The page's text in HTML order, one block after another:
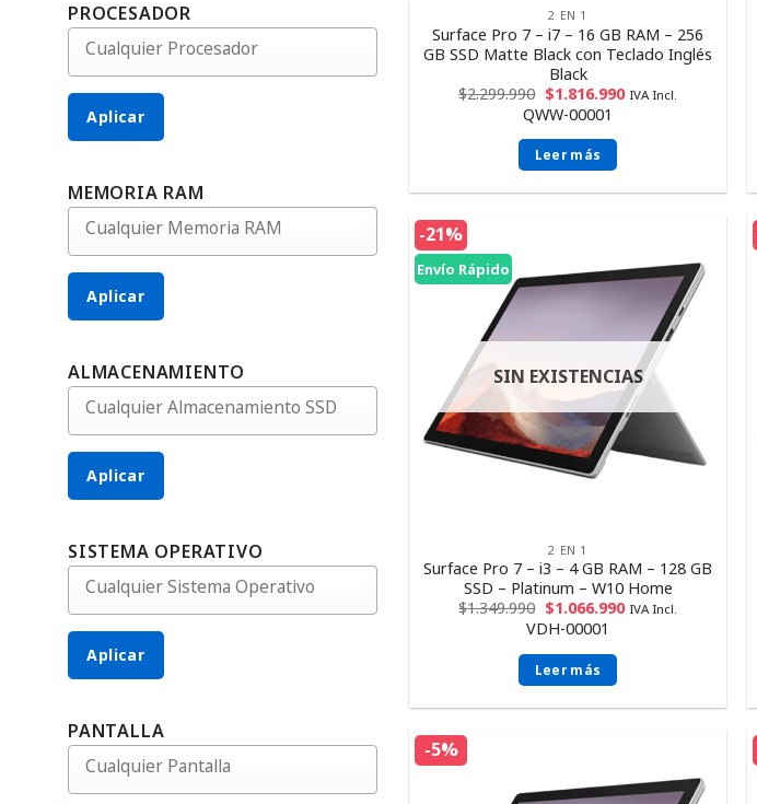
PROCESADOR
Aplicar
MEMORIA RAM
Aplicar
ALMACENAMIENTO
Aplicar
SISTEMA OPERATIVO
Aplicar
PANTALLA
2 EN 1
Surface Pro 7 – i7 – 16 GB RAM – 256
GB SSD Matte Black con Teclado Inglés
Black
$2.299.990 $1.816.990 IVA Incl.
QWW-00001
Leer más
-21%
Envío Rápido
SIN EXISTENCIAS
2 EN 1
Surface Pro 7 – i3 – 4 GB RAM – 128 GB
SSD – Platinum – W10 Home
$1.349.990 $1.066.990 IVA Incl.
VDH-00001
Leer más
-5%